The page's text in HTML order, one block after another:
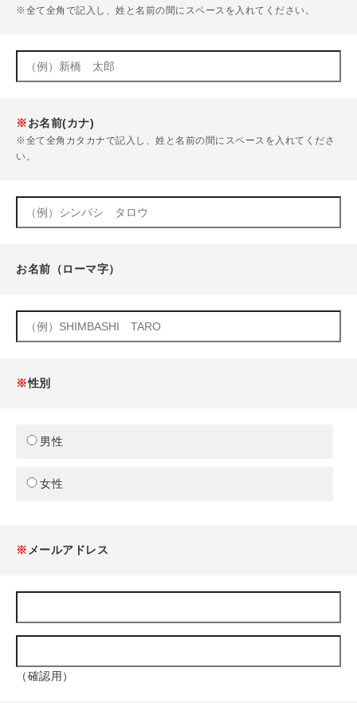
※全て全角で記入し、姓と名前の間にスペースを入れてください。
※お名前(カナ)
※全て全角カタカナで記入し、姓と名前の間にスペースを入れてくださ
い。
お名前（ローマ字）
※性別
男性
女性
※ メールアドレス
（確認用）